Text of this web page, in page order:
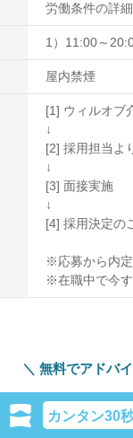
労働条件の詳
1）11:00～
屋内禁煙
[1] ウィルオブ
↓
[2] 採用担当よ
↓
[3] 面接実施
↓
[4] 採用決定の
※応募から内定
※在職中で今す
無料でアドバ
カンタン30